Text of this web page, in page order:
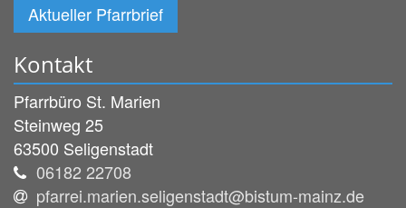
Aktueller Pfarrbrief
Kontakt
Pfarrbüro St. Marien
Steinweg 25
63500 Seligenstadt
06182 22708
pfarrei.marien.seligenstadt@bistum-mainz.de